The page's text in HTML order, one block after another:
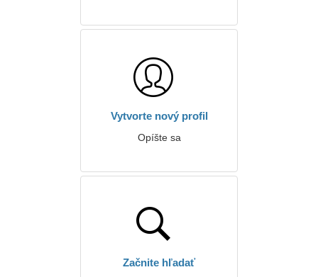
Vytvorte nový profil
Opíšte sa
Začnite hľadať